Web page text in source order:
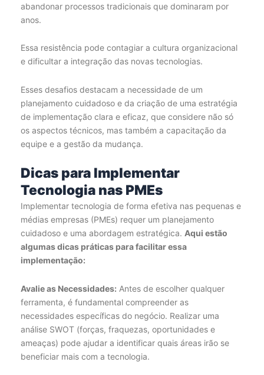
abandonar processos tradicionais que dominaram por
anos.
Essa resistência pode contagiar a cultura organizacional
e dificultar a integração das novas tecnologias.
Esses desafios destacam a necessidade de um
planejamento cuidadoso e da criação de uma estratégia
de implementação clara e eficaz, que considere não só
os aspectos técnicos, mas também a capacitação da
equipe e a gestão da mudança.
Dicas para Implementar
Tecnologia nas PMEs
Implementar tecnologia de forma efetiva nas pequenas e
médias empresas (PMEs) requer um planejamento
cuidadoso e uma abordagem estratégica. Aqui estão
algumas dicas práticas para facilitar essa
implementação:
Avalie as Necessidades: Antes de escolher qualquer
ferramenta, é fundamental compreender as
necessidades específicas do negócio. Realizar uma
análise SWOT (forças, fraquezas, oportunidades e
ameaças) pode ajudar a identificar quais áreas irão se
beneficiar mais com a tecnologia.